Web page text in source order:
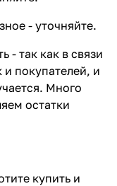
- уточняйте.
- так как в связи
покупателей, и
Много
остатки
купить и